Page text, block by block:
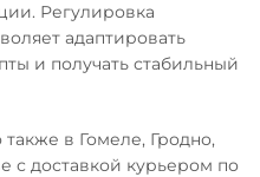
Регулировка
адаптировать
и получать стабильный
в Гомеле, Гродно,
с доставкой курьером по